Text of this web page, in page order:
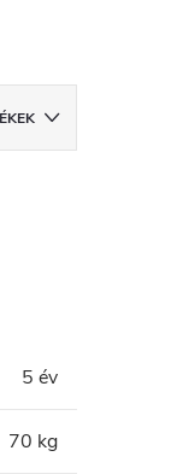
5 év
70 kg